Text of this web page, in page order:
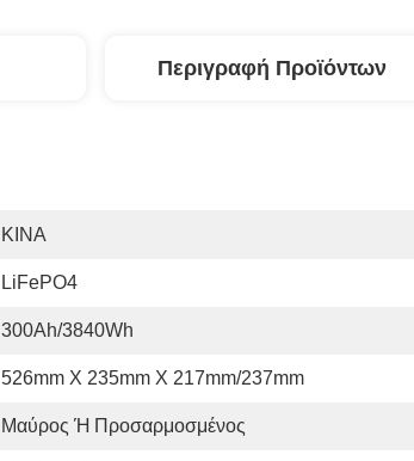
Περιγραφή Προϊόντων
ΚΙΝΑ
LiFePO4
300Ah/3840Wh
526mm X 235mm Χ 217mm/237mm
Μαύρος Ή Προσαρμοσμένος